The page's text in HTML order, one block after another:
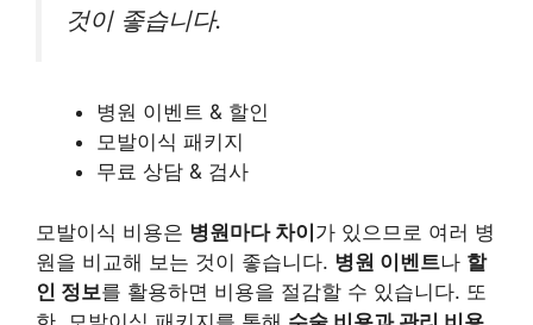
것이 좋습니다.
병원 이벤트 & 할인
모발이식 패키지
무료 상담 & 검사
모발이식 비용은 병원마다 차이가 있으므로 여러 병
원을 비교해 보는 것이 좋습니다. 병원 이벤트나 할
인 정보를 활용하면 비용을 절감할 수 있습니다. 또